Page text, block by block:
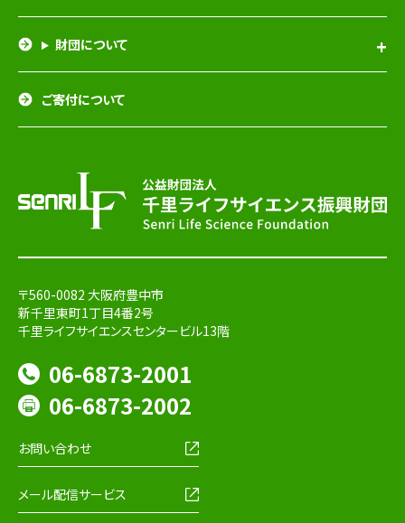
財団について
ご寄付について
〒560-0082 大阪府豊中市
新千里東町1丁目4番2号
千里ライフサイエンスセンタービル13階
06-6873-2001
06-6873-2002
お問い合わせ
メール配信サービス